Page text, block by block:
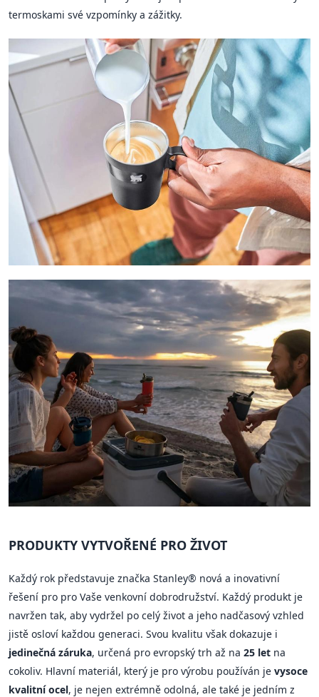
termoskami své vzpomínky a zážitky.
PRODUKTY VYTVOŘENÉ PRO ŽIVOT
Každý rok představuje značka Stanley® nová a inovativní
řešení pro pro Vaše venkovní dobrodružství. Každý produkt je
navržen tak, aby vydržel po celý život a jeho nadčasový vzhled
jistě osloví každou generaci. Svou kvalitu však dokazuje i
jedinečná záruka, určená pro evropský trh až na 25 let na
cokoliv. Hlavní materiál, který je pro výrobu používán je vysoce
kvalitní ocel, je nejen extrémně odolná, ale také je jedním z